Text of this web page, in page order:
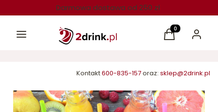
Darmowa dostawa od 250 zł
Menu Produkty w
Koszyk Zaloguj
Kontakt600-835-157oraz: sklep@2drink.pl